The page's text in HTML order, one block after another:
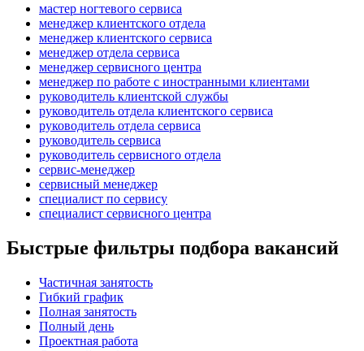
мастер ногтевого сервиса
менеджер клиентского отдела
менеджер клиентского сервиса
менеджер отдела сервиса
менеджер сервисного центра
менеджер по работе с иностранными клиентами
руководитель клиентской службы
руководитель отдела клиентского сервиса
руководитель отдела сервиса
руководитель сервиса
руководитель сервисного отдела
сервис-менеджер
сервисный менеджер
специалист по сервису
специалист сервисного центра
Быстрые фильтры подбора вакансий
Частичная занятость
Гибкий график
Полная занятость
Полный день
Проектная работа